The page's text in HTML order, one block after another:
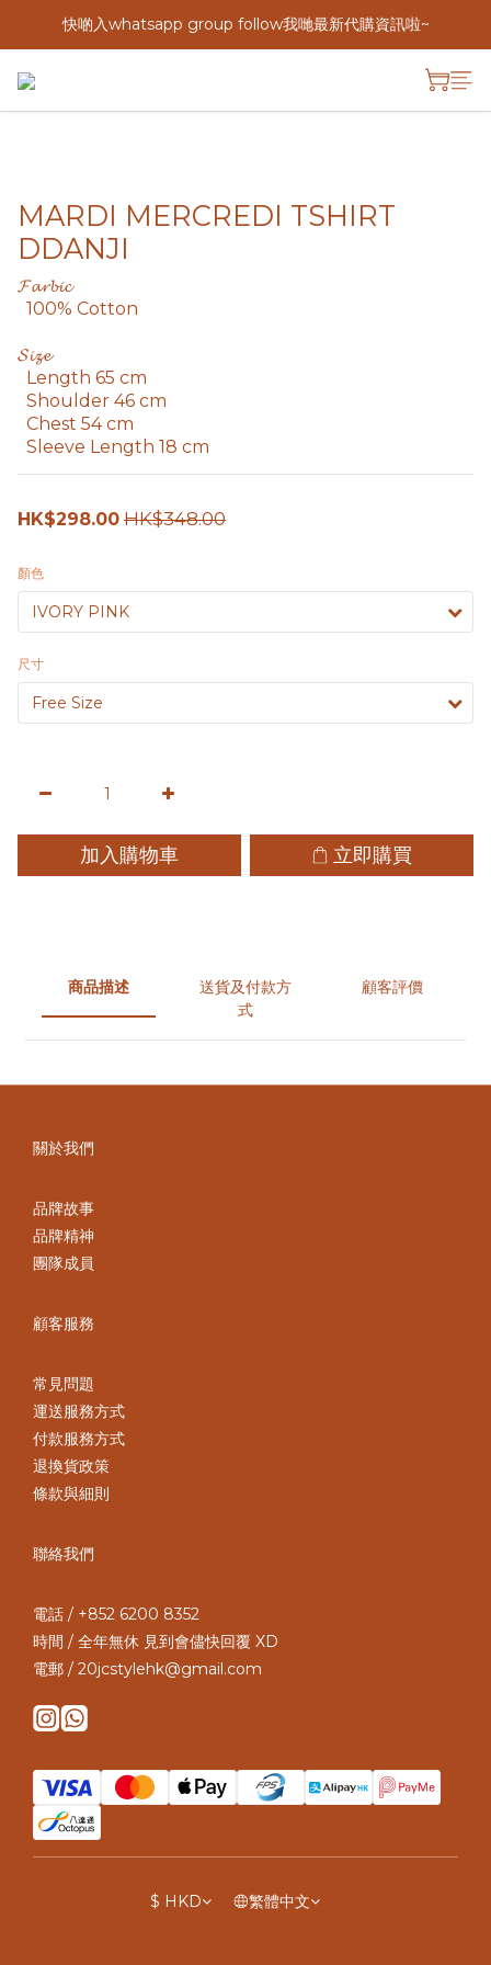
快啲入whatsapp group follow我哋最新代購資訊啦~
MARDI MERCREDI TSHIRT
DDANJI
𝓕𝓪𝓻𝓫𝓲𝓬
  100% Cotton
𝓢𝓲𝔃𝓮
  Length 65 cm
  Shoulder 46 cm
  Chest 54 cm
  Sleeve Length 18 cm
HK$298.00 HK$348.00
顏色
尺寸
加入購物車 立即購買
商品描述
送貨及付款方
式
顧客評價
關於我們
品牌故事
品牌精神
團隊成員
顧客服務
常見問題
運送服務方式
付款服務方式
退換貨政策
條款與細則
聯絡我們
電話 / +852 6200 8352
時間 / 全年無休 見到會儘快回覆 XD
電郵 / 20jcstylehk@gmail.com
$ HKD 繁體中文